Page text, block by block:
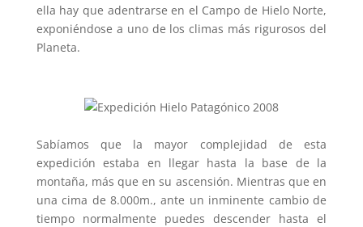
ella hay que adentrarse en el Campo de Hielo Norte,
exponiéndose a uno de los climas más rigurosos del
Planeta.
Sabíamos que la mayor complejidad de esta
expedición estaba en llegar hasta la base de la
montaña, más que en su ascensión. Mientras que en
una cima de 8.000m., ante un inminente cambio de
tiempo normalmente puedes descender hasta el